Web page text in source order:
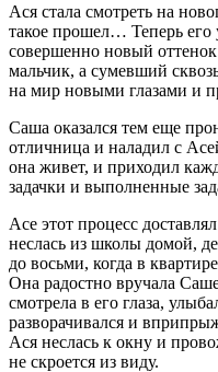
Ася стала смотреть на
такое прошел… Теперь его
совершенно новый
мальчик, а сумевший
на мир новыми глазами и
Саша оказался тем еще
отличница и наладил с
она живет, и приходил
задачки и выполненные
Асе этот процесс
неслась из школы домой,
до восьми, когда в
Она радостно вручала
смотрела в его глаза,
разворачивался и
Ася неслась к окну и
не скроется из виду.